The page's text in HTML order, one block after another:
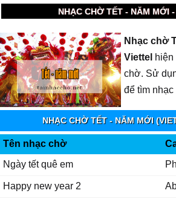
NHẠC CHỜ TẾT - NĂM MỚI
Nhạc chờ
Viettel hiện
chờ. Sử
để tìm
NHẠC CHỜ TẾT - NĂM MỚI
Tên nhạc chờ
Ngày tết quê em
Happy new year 2